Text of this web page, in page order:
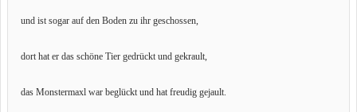
und ist sogar auf den Boden zu ihr geschossen,
dort hat er das schöne Tier gedrückt und gekrault,
das Monstermaxl war beglückt und hat freudig gejault.